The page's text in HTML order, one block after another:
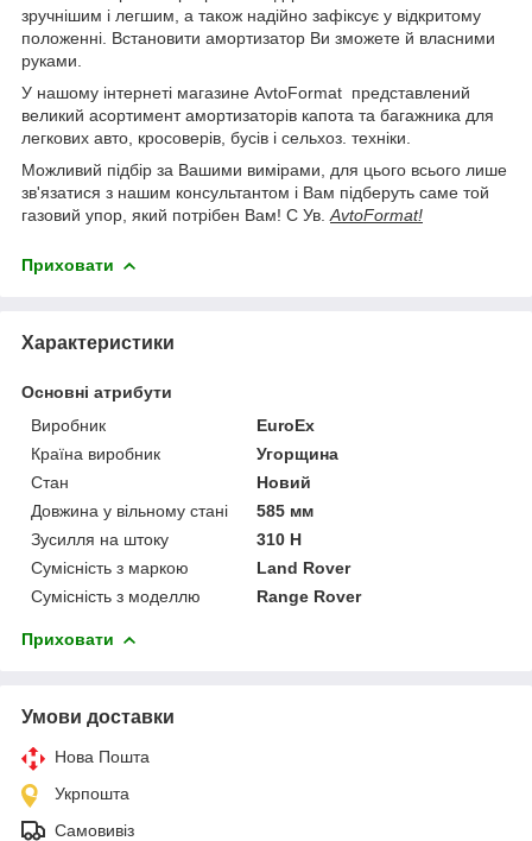
зручнішим і легшим, а також надійно зафіксує у відкритому
положенні. Встановити амортизатор Ви зможете й власними
руками.
У нашому інтернеті магазине AvtoFormat представлений
великий асортимент амортизаторів капота та багажника для
легкових авто, кросоверів, бусів і сельхоз. техніки.
Можливий підбір за Вашими вимірами, для цього всього лише
зв'язатися з нашим консультантом і Вам підберуть саме той
газовий упор, який потрібен Вам! С Ув. AvtoFormat!
Приховати
Характеристики
Основні атрибути
Виробник
EuroEx
Країна виробник
Угорщина
Стан
Новий
Довжина у вільному стані
585 мм
Зусилля на штоку
310 Н
Сумісність з маркою
Land Rover
Сумісність з моделлю
Range Rover
Приховати
Умови доставки
Нова Пошта
Укрпошта
Самовивіз